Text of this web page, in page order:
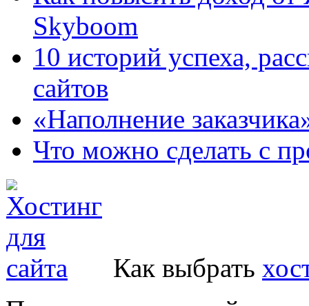
Skyboom
10 историй успеха,
сайтов
«Наполнение
Что можно сделать с
Как выбрать